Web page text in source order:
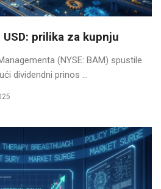
prilika za kupnju
(NYSE: BAM) spustile
dividendni prinos ...